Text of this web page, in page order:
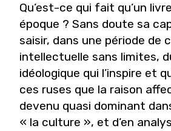
Qu’est-ce qui fait qu’un
époque ? Sans doute sa
saisir, dans une période de
intellectuelle sans limites,
idéologique qui l’inspire et
ces ruses que la raison
devenu quasi dominant
« la culture », et d’en